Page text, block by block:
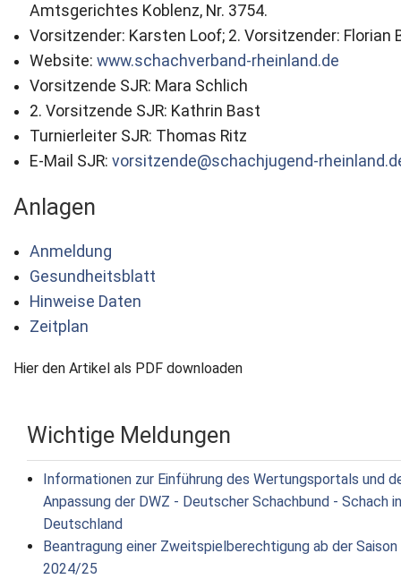
Amtsgerichtes Koblenz, Nr. 3754.
Vorsitzender: Karsten Loof; 2. Vorsitzender: Florian
Website: www.schachverband-rheinland.de
Vorsitzende SJR: Mara Schlich
2. Vorsitzende SJR: Kathrin Bast
Turnierleiter SJR: Thomas Ritz
E-Mail SJR: vorsitzende@schachjugend-
Anlagen
Anmeldung
Gesundheitsblatt
Hinweise Daten
Zeitplan
Hier den Artikel als PDF downloaden
Wichtige Meldungen
Informationen zur Einführung des Wertungsportals und
Anpassung der DWZ - Deutscher Schachbund - Schach in
Deutschland
Beantragung einer Zweitspielberechtigung ab der Saison
2024/25